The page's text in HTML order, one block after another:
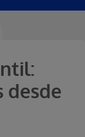
desde